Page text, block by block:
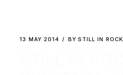
13 MAY 2014 BY STILL IN ROCK